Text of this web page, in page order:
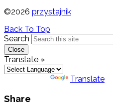
©2026 przystajnik
Back To Top
Search
Close
Translate »
Translate
Share